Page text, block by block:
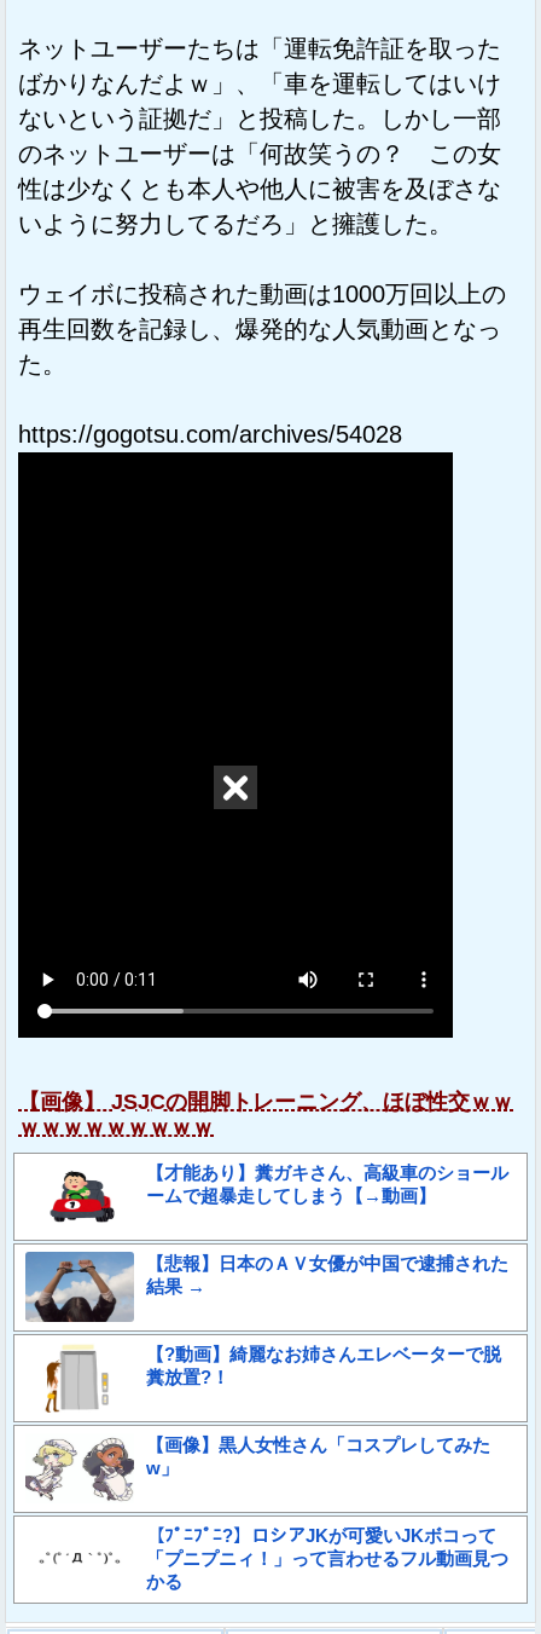
ネットユーザーたちは「運転免許証を取った
ばかりなんだよｗ」、「車を運転してはいけ
ないという証拠だ」と投稿した。しかし一部
のネットユーザーは「何故笑うの？ この女
性は少なくとも本人や他人に被害を及ぼさな
いように努力してるだろ」と擁護した。
ウェイボに投稿された動画は1000万回以上の
再生回数を記録し、爆発的な人気動画となっ
た。
https://gogotsu.com/archives/54028
【画像】 JSJCの開脚トレーニング、ほぼ性交ｗｗ
ｗｗｗｗｗｗｗｗｗ
【才能あり】糞ガキさん、高級車のショール
ームで超暴走してしまう【→動画】
【悲報】日本のＡＶ女優が中国で逮捕された
結果 →
【?動画】綺麗なお姉さんエレベーターで脱
糞放置?！
【画像】黒人女性さん「コスプレしてみた
w」
【ﾌﾟﾆﾌﾟﾆ?】ロシアJKが可愛いJKボコって
「プニプニィ！」って言わせるフル動画見つ
かる